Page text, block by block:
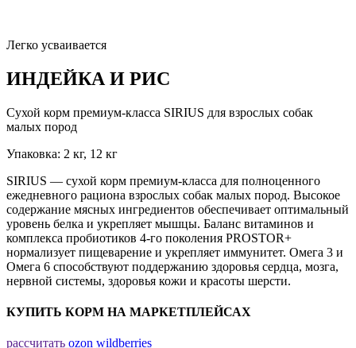
Легко усваивается
ИНДЕЙКА И РИС
Сухой корм премиум-класса SIRIUS для взрослых собак
малых пород
Упаковка: 2 кг, 12 кг
SIRIUS — сухой корм премиум-класса для полноценного
ежедневного рациона взрослых собак малых пород. Высокое
содержание мясных ингредиентов обеспечивает оптимальный
уровень белка и укрепляет мышцы. Баланс витаминов и
комплекса пробиотиков 4-го поколения PROSTOR+
нормализует пищеварение и укрепляет иммунитет. Омега 3 и
Омега 6 способствуют поддержанию здоровья сердца, мозга,
нервной системы, здоровья кожи и красоты шерсти.
КУПИТЬ КОРМ НА МАРКЕТПЛЕЙСАХ
рассчитать ozon wildberries